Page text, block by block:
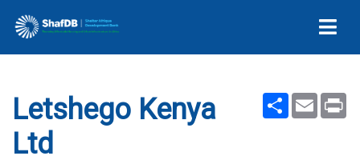
Letshego Kenya Ltd
ShareEmail
Letshego Kenya
Ltd